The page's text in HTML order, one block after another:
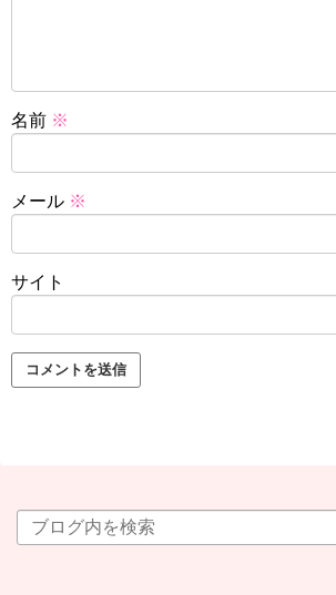
名前 ※
メール ※
サイト